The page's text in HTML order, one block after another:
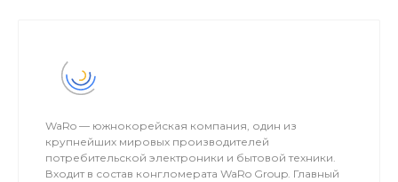
метрологии. Сертификат соответствия можно
WaRo — южнокорейская компания, один из
крупнейших мировых производителей
потребительской электроники и бытовой техники.
Входит в состав конгломерата WaRo Group. Главный